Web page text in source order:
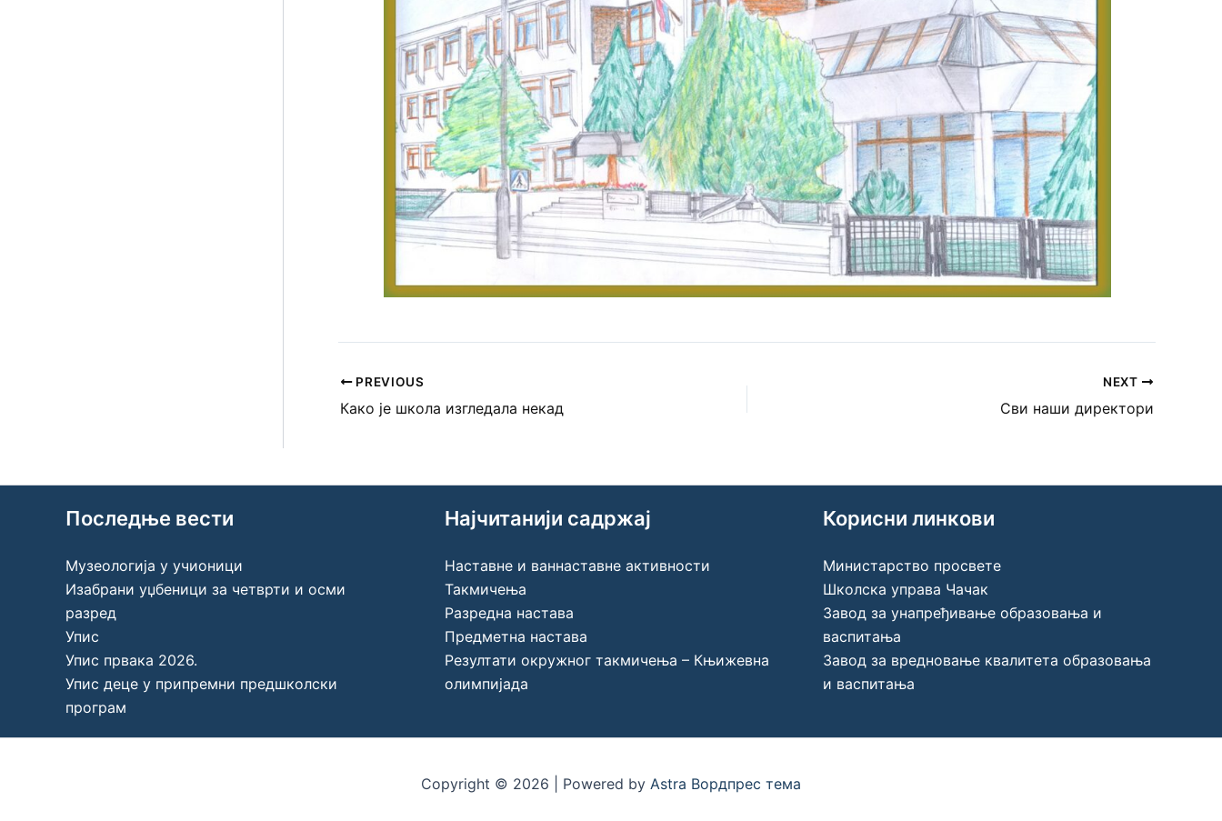
PREVIOUS
Како је школа изгледала некад
NEXT
Сви наши директори
Последње вести
Музеологија у учионици
Изабрани уџбеници за четврти и осми
разред
Упис
Упис првака 2026.
Упис деце у припремни предшколски
програм
Најчитанији садржај
Наставне и ваннаставне активности
Такмичења
Разредна настава
Предметна настава
Резултати окружног такмичења – Књижевна
олимпијада
Корисни линкови
Министарство просвете
Школска управа Чачак
Завод за унапређивање образовања и
васпитања
Завод за вредновање квалитета образовања
и васпитања
Copyright © 2026 | Powered by Astra Вордпрес тема